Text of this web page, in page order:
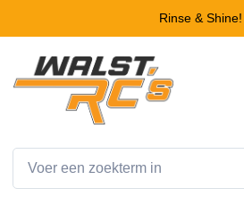
Rinse & Shine!